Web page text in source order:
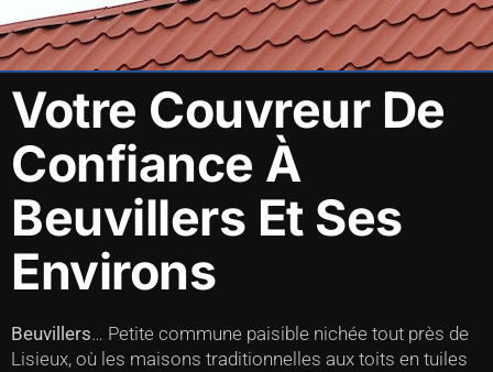
Votre Couvreur De
Confiance À
Beuvillers Et Ses
Environs
Beuvillers… Petite commune paisible nichée tout près de
Lisieux, où les maisons traditionnelles aux toits en tuiles